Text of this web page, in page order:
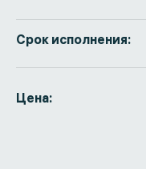
Срок исполнения:
Цена: